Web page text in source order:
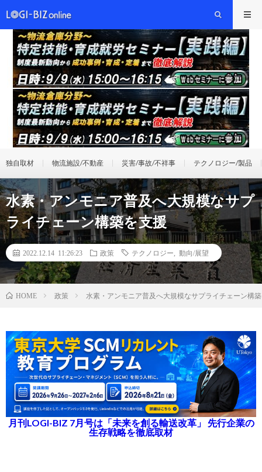
独自取材 物流施設/不動産 災害/事故/不祥事 テクノロジー/製品
水素・アンモニア普及へ大規模なサプ
ライチェーン構築を支援
2022.12.14 11:26:23 政策 テクノロジー 動向/展望
HOME 政策 水素・アンモニア普及へ大規模なサプライチェーン構
月刊LOGI-BIZ 7月号は「未来を創る輸送改革」 先行企業の
生存戦略を徹底取材